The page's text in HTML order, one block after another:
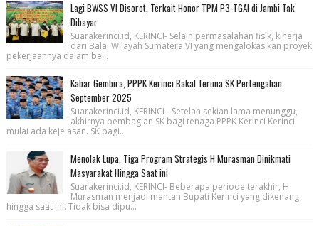
Lagi BWSS VI Disorot, Terkait Honor TPM P3-TGAI di Jambi Tak
Dibayar
Suarakerinci.id, KERINCI- Selain permasalahan fisik, kinerja
dari Balai Wilayah Sumatera VI yang mengalokasikan proyek
pekerjaannya dalam be...
Kabar Gembira, PPPK Kerinci Bakal Terima SK Pertengahan
September 2025
Suarakerinci.id, KERINCI - Setelah sekian lama menunggu,
akhirnya pembagian SK bagi tenaga PPPK Kerinci Kerinci
mulai ada kejelasan. SK bagi...
Menolak Lupa, Tiga Program Strategis H Murasman Dinikmati
Masyarakat Hingga Saat ini
Suarakerinci.id, KERINCI- Beberapa periode terakhir, H
Murasman menjadi mantan Bupati Kerinci yang dikenang
hingga saat ini. Tidak bisa dipu...